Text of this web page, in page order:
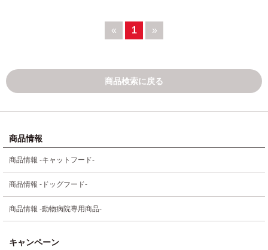
« 1 »
商品検索に戻る
商品情報
商品情報 -キャットフード-
商品情報 -ドッグフード-
商品情報 -動物病院専用商品-
キャンペーン